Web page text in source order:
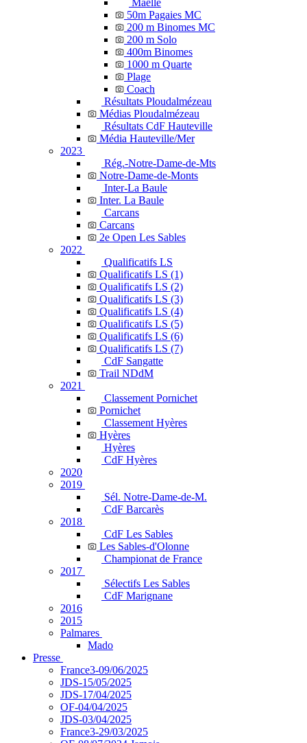
Maëlle
50m Pagaies MC
200 m Binomes MC
200 m Solo
400m Binomes
1000 m Quarte
Plage
Coach
Résultats Ploudalmézeau
Médias Ploudalmézeau
Résultats CdF Hauteville
Média Hauteville/Mer
2023
Rég.-Notre-Dame-de-Mts
Notre-Dame-de-Monts
Inter-La Baule
Inter. La Baule
Carcans
Carcans
2e Open Les Sables
2022
Qualificatifs LS
Qualificatifs LS (1)
Qualificatifs LS (2)
Qualificatifs LS (3)
Qualificatifs LS (4)
Qualificatifs LS (5)
Qualificatifs LS (6)
Qualificatifs LS (7)
CdF Sangatte
Trail NDdM
2021
Classement Pornichet
Pornichet
Classement Hyères
Hyères
Hyères
CdF Hyères
2020
2019
Sél. Notre-Dame-de-M.
CdF Barcarès
2018
CdF Les Sables
Les Sables-d'Olonne
Championat de France
2017
Sélectifs Les Sables
CdF Marignane
2016
2015
Palmares
Mado
Presse
France3-09/06/2025
JDS-15/05/2025
JDS-17/04/2025
OF-04/04/2025
JDS-03/04/2025
France3-29/03/2025